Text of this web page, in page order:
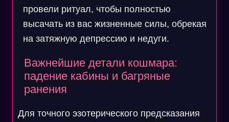
провели ритуал, чтобы полностью
высачать из вас жизненные силы, обрекая
на затяжную депрессию и недуги.
Важнейшие детали кошмара:
падение кабины и багряные
ранения
Для точного эзотерического предсказания